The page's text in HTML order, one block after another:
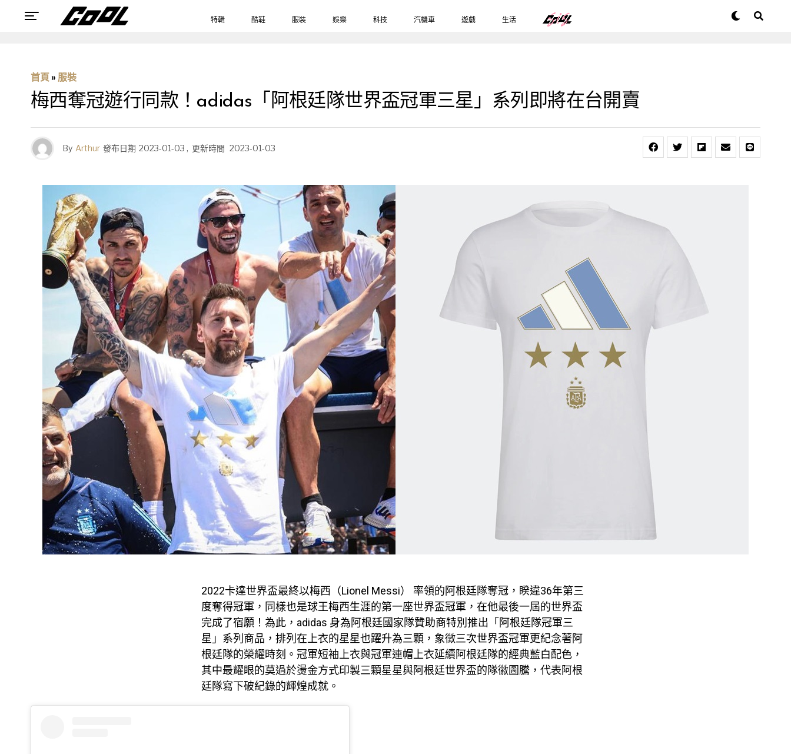
特輯 酷鞋 服裝 娛樂 科技 汽機車 遊戲 生活
首頁 » 服裝
梅西奪冠遊行同款！adidas「阿根廷隊世界盃冠軍三星」系列即將在台開賣
By Arthur 發布日期 2023-01-03 , 更新時間 2023-01-03
2022卡達世界盃最終以梅西（Lionel Messi） 率領的阿根廷隊奪冠，睽違36年第三
度奪得冠軍，同樣也是球王梅西生涯的第一座世界盃冠軍，在他最後一屆的世界盃
完成了宿願！為此，adidas 身為阿根廷國家隊贊助商特別推出「阿根廷隊冠軍三
星」系列商品，排列在上衣的星星也躍升為三顆，象徵三次世界盃冠軍更紀念著阿
根廷隊的榮耀時刻。冠軍短袖上衣與冠軍連帽上衣延續阿根廷隊的經典藍白配色，
其中最耀眼的莫過於燙金方式印製三顆星星與阿根廷世界盃的隊徽圖騰，代表阿根
廷隊寫下破紀錄的輝煌成就。